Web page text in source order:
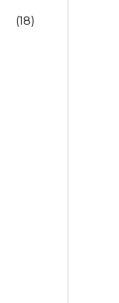
(18)